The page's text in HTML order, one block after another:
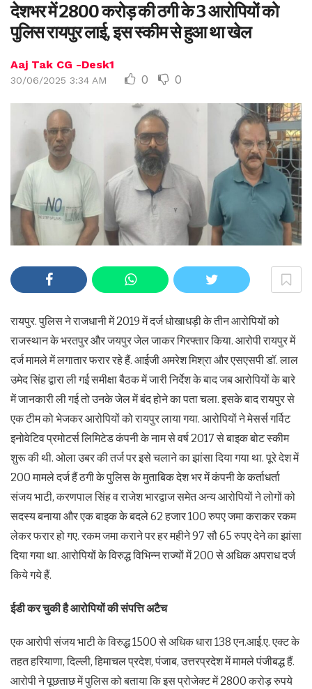
देशभर में 2800 करोड़ की ठगी के 3 आरोपियों को
पुलिस रायपुर लाई, इस स्कीम से हुआ था खेल
Aaj Tak CG -Desk1
30/06/2025 3:34 AM 0 0
रायपुर. पुलिस ने राजधानी में 2019 में दर्ज धोखाधड़ी के तीन आरोपियों को
राजस्थान के भरतपुर और जयपुर जेल जाकर गिरफ्तार किया. आरोपी रायपुर में
दर्ज मामले में लगातार फरार रहे हैं. आईजी अमरेश मिश्रा और एसएसपी डॉ. लाल
उमेद सिंह द्वारा ली गई समीक्षा बैठक में जारी निर्देश के बाद जब आरोपियों के बारे
में जानकारी ली गई तो उनके जेल में बंद होने का पता चला. इसके बाद रायपुर से
एक टीम को भेजकर आरोपियों को रायपुर लाया गया. आरोपियों ने मेसर्स गर्विट
इनोवेटिव प्रमोटर्स लिमिटेड कंपनी के नाम से वर्ष 2017 से बाइक बोट स्कीम
शुरू की थी. ओला उबर की तर्ज पर इसे चलाने का झांसा दिया गया था. पूरे देश में
200 मामले दर्ज हैं ठगी के पुलिस के मुताबिक देश भर में कंपनी के कर्ताधर्ता
संजय भाटी, करणपाल सिंह व राजेश भारद्वाज समेत अन्य आरोपियों ने लोगों को
सदस्य बनाया और एक बाइक के बदले 62 हजार 100 रुपए जमा कराकर रकम
लेकर फरार हो गए. रकम जमा कराने पर हर महीने 97 सौ 65 रुपए देने का झांसा
दिया गया था. आरोपियों के विरुद्ध विभिन्न राज्यों में 200 से अधिक अपराध दर्ज
किये गये हैं.
ईडी कर चुकी है आरोपियों की संपत्ति अटैच
एक आरोपी संजय भाटी के विरुद्ध 1500 से अधिक धारा 138 एन.आई.ए. एक्ट के
तहत हरियाणा, दिल्ली, हिमाचल प्रदेश, पंजाब, उत्तरप्रदेश में मामले पंजीबद्ध हैं.
आरोपी ने पूछताछ में पुलिस को बताया कि इस प्रोजेक्ट में 2800 करोड़ रुपये